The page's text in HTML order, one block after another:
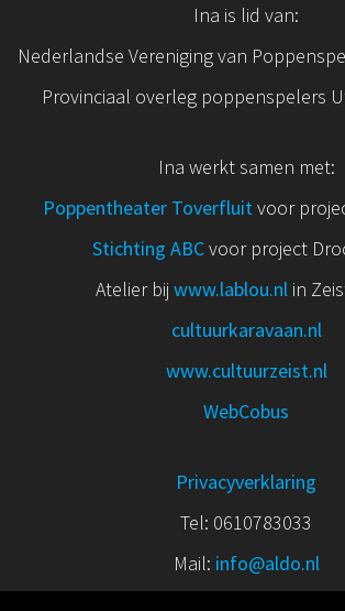
Ina is lid van:
Nederlandse Vereniging van
Provinciaal overleg poppenspelers
Ina werkt samen met:
Poppentheater Toverfluitvoor
Stichting ABCvoor project
Atelier bij www.lablou.nl in
cultuurkaravaan.nl
www.cultuurzeist.nl
WebCobus
Privacyverklaring
Tel: 0610783033
Mail: info@aldo.nl